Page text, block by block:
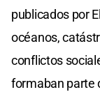
publicados por
océanos,
conflictos
formaban parte